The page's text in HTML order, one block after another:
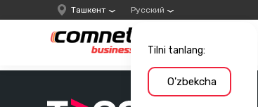
Ташкент Русский
Tilni tanlang:
O'zbekcha